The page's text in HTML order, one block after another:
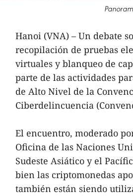
Hanoi (VNA) – Un debate
recopilación de pruebas
virtuales y blanqueo de
parte de las actividades
de Alto Nivel de la
Ciberdelincuencia
El encuentro, moderado
Oficina de las Naciones
Sudeste Asiático y el
bien las criptomonedas
también están siendo